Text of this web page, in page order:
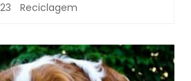
Reciclagem